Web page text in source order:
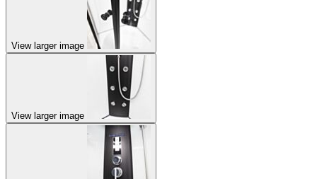
View larger image
View larger image